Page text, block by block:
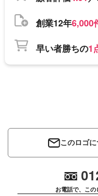
創業12年6,000
早い者勝ちの1
このロゴ
お電話で、こ